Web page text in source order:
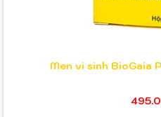
Men vi sinh BioGaia